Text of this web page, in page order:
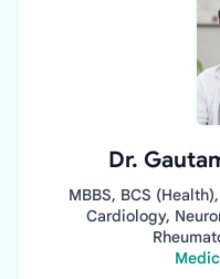
Dr.
MBBS, BCS
Cardiology,